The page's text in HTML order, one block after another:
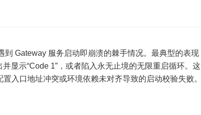
Gateway 服务启动即崩溃的棘手情况。最典型的表现
显示“Code 1”，或者陷入永无止境的无限重启循环。这
入口地址冲突或环境依赖未对齐导致的启动校验失败。